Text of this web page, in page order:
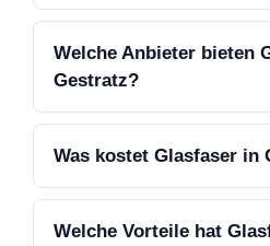
Welche Anbieter bieten
Gestratz?
Was kostet Glasfaser in
Welche Vorteile hat